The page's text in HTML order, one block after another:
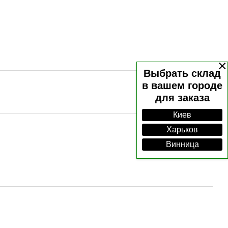
×
Выбрать склад
в вашем городе
для заказа
Киев
Харьков
Винница